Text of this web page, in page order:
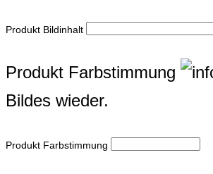
Produkt Bildinhalt
Produkt Farbstimmung
Bildes wieder.
Produkt Farbstimmung